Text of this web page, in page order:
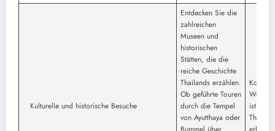
Kulturelle und historische Besuche
Entdecken Sie die
zahlreichen
Museen und
historischen
Stätten, die die
reiche Geschichte
Thailands erzählen.
Ob geführte Touren
durch die Tempel
von Ayutthaya oder
ist für